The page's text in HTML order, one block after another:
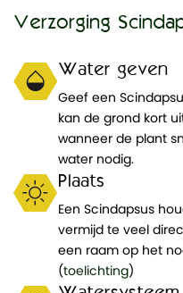
Verzorging
Water geven
Geef een
kan de grond kort
wanneer de plant
water nodig.
Plaats
Een Scindapsus
vermijd te veel
een raam op het
(toelichting)